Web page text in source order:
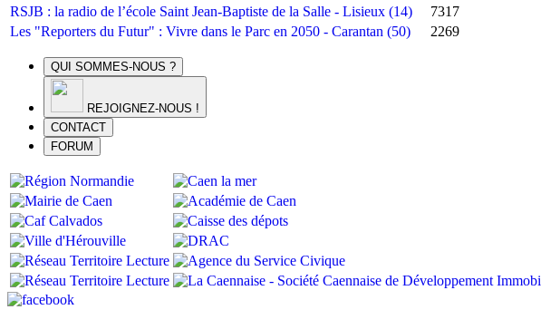
RSJB : la radio de l’école Saint Jean-Baptiste de la Salle - Lisieux (14)
7317
Les "Reporters du Futur" : Vivre dans le Parc en 2050 - Carantan (50)
2269
QUI SOMMES-NOUS ?
REJOIGNEZ-NOUS !
CONTACT
FORUM